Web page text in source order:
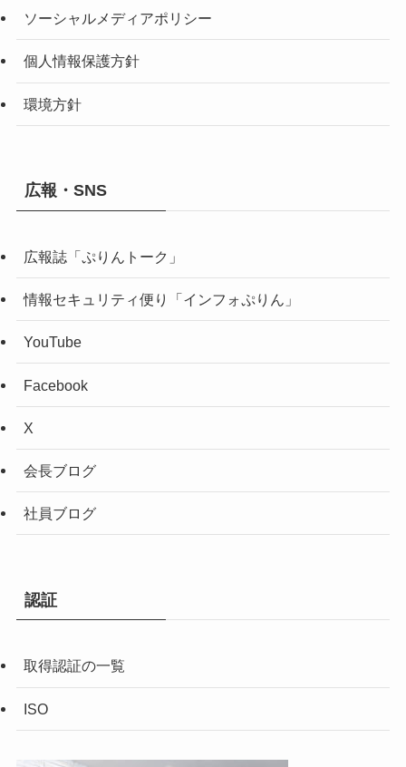
ソーシャルメディアポリシー
個人情報保護方針
環境方針
広報・SNS
広報誌「ぷりんトーク」
情報セキュリティ便り「インフォぷりん」
YouTube
Facebook
X
会長ブログ
社員ブログ
認証
取得認証の一覧
ISO